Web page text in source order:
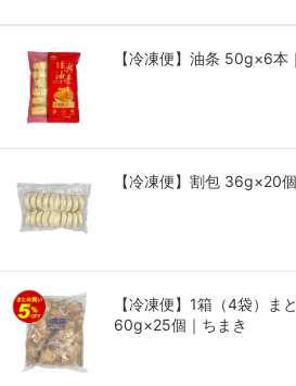
【冷凍便】油条 50g×6本
【冷凍便】割包 36g×20
【冷凍便】1箱（4袋）ま
60g×25個｜ちまき